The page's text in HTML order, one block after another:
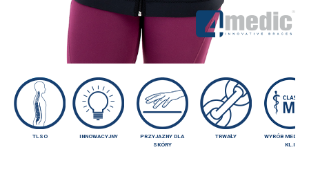
TLSO INNOWACYJNY
PRZYJAZNY DLA
SKÓRY
TRWAŁY
WYRÓB
KL.I